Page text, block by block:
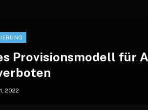
Provisionsmodell für
2022